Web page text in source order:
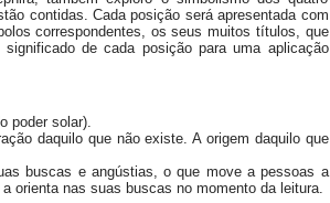
contidas. Cada posição será apresentada com
correspondentes, os seus muitos títulos, que
de cada posição para uma aplicação
poder solar).
daquilo que não existe. A origem daquilo que
buscas e angústias, o que move a pessoas a
orienta nas suas buscas no momento da leitura.